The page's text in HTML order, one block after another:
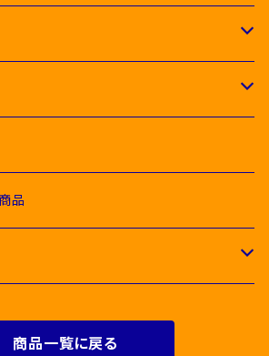
用シャツ）
、ベスト）
用ジャケット）
用シャツ）
ア用衣類）
用ジャケット）
用シャツ）
、ベスト）
ネクタイ類）
）
プロテクター）
ゼッケン）
用ゼッケン）
）
頭絡、手綱）
口、曳き手）
着）
競技会用品）
け）
品）
シ）
コンフォート）
品
商品一覧に戻る